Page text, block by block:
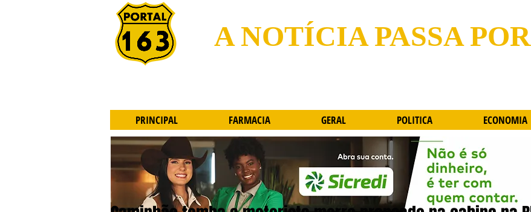
A NOTÍCIA PASSA
PRINCIPAL FARMACIA GERAL POLITICA ECONOMIA